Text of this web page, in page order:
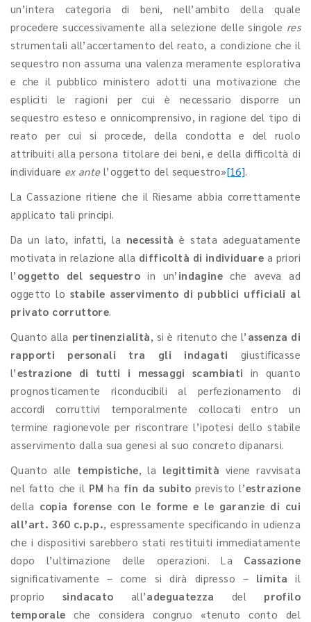
un’intera categoria di beni, nell’ambito della quale
procedere successivamente alla selezione delle singole res
strumentali all’accertamento del reato, a condizione che il
sequestro non assuma una valenza meramente esplorativa
e che il pubblico ministero adotti una motivazione che
espliciti le ragioni per cui è necessario disporre un
sequestro esteso e onnicomprensivo, in ragione del tipo di
reato per cui si procede, della condotta e del ruolo
attribuiti alla persona titolare dei beni, e della difficoltà di
individuare ex antel’oggetto del sequestro»[16].
La Cassazione ritiene che il Riesame abbia correttamente
applicato tali principi.
Da un lato, infatti, la necessità è stata adeguatamente
motivata in relazione alla difficoltà di individuare a priori
l’ oggetto del sequestro in un’ indagineche aveva ad
oggetto lo stabile asservimento di pubblici ufficiali al
privato corruttore.
Quanto alla pertinenzialità, si è ritenuto che l’ assenza di
rapporti personali tra gli indagati giustificasse
l’estrazione di tutti i messaggi scambiati in quanto
prognosticamente riconducibili al perfezionamento di
accordi corruttivi temporalmente collocati entro un
termine ragionevole per riscontrare l’ipotesi dello stabile
asservimento dalla sua genesi al suo concreto dipanarsi.
Quanto alle tempistiche, la legittimità viene ravvisata
nel fatto che il PM ha fin da subitoprevisto l’estrazione
della copia forense con le forme e le garanzie di cui
all’art. 360 c.p.p., espressamente specificando in udienza
che i dispositivi sarebbero stati restituiti immediatamente
dopo l’ultimazione delle operazioni. La Cassazione
significativamente – come si dirà dipresso – limita il
proprio sindacato all’adeguatezza del profilo
temporale che considera congruo «tenuto conto del